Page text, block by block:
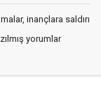
inançlara saldırı
yorumlar